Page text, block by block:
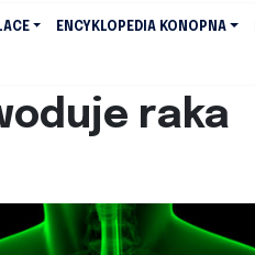
ENCYKLOPEDIA KONOPNA
raka